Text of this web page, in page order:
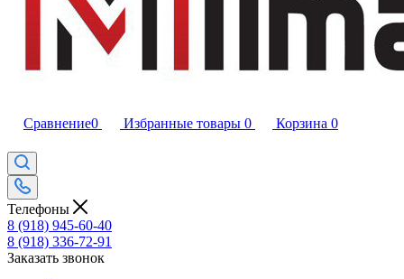
Сравнение0 Избранные товары 0 Корзина 0
Телефоны
8 (918) 945-60-40
8 (918) 336-72-91
Заказать звонок